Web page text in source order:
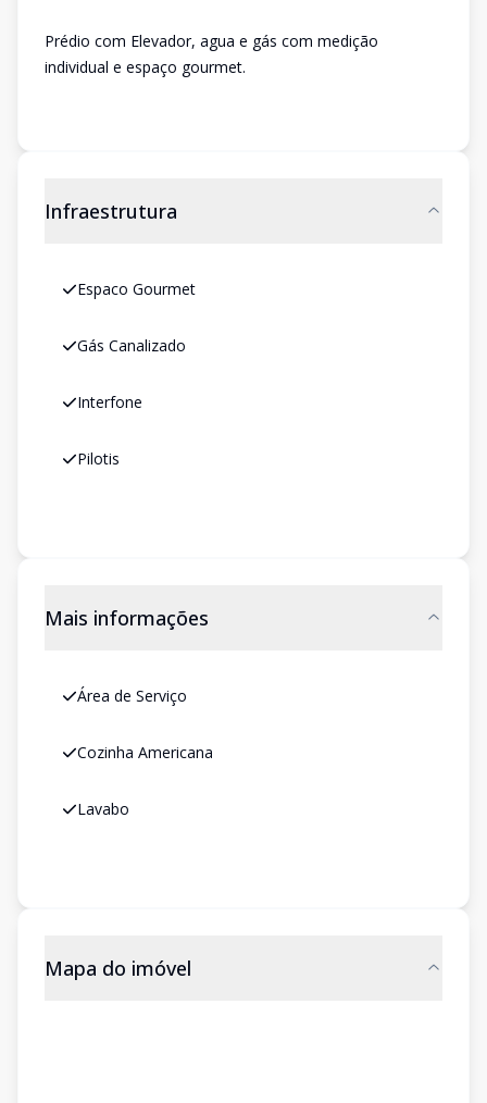
Prédio com Elevador, agua e gás com medição
individual e espaço gourmet.
Infraestrutura
Espaco Gourmet
Gás Canalizado
Interfone
Pilotis
Mais informações
Área de Serviço
Cozinha Americana
Lavabo
Mapa do imóvel